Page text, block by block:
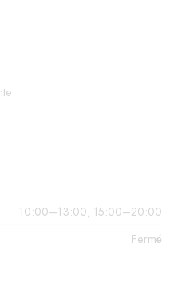
10:00–13:00, 15:00–20:00
Fermé